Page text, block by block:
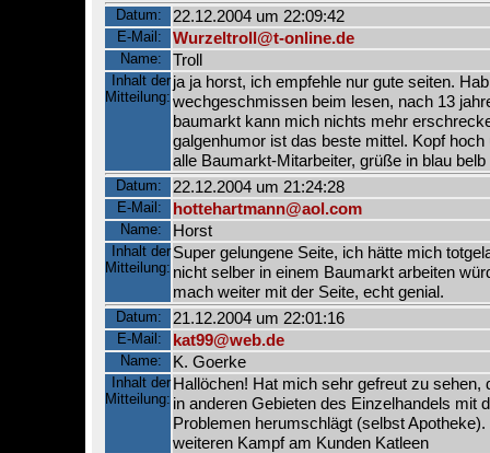
Datum: 22.12.2004 um 22:09:42
E-Mail: Wurzeltroll@t-online.de
Name: Troll
Inhalt der
Mitteilung:
ja ja horst, ich empfehle nur gute seiten.
wechgeschmissen beim lesen, nach 13
baumarkt kann mich nichts mehr
galgenhumor ist das beste mittel. Kopf hoch
alle Baumarkt-Mitarbeiter, grüße in blau
Datum: 22.12.2004 um 21:24:28
E-Mail: hottehartmann@aol.com
Name: Horst
Inhalt der
Mitteilung:
Super gelungene Seite, ich hätte mich
nicht selber in einem Baumarkt arbeiten
mach weiter mit der Seite, echt genial.
Datum: 21.12.2004 um 22:01:16
E-Mail: kat99@web.de
Name: K. Goerke
Inhalt der
Mitteilung:
Hallöchen! Hat mich sehr gefreut zu sehen,
in anderen Gebieten des Einzelhandels mit
Problemen herumschlägt (selbst
weiteren Kampf am Kunden Katleen